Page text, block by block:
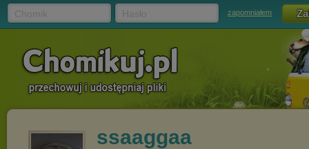
zapomniałem
ssaaggaa